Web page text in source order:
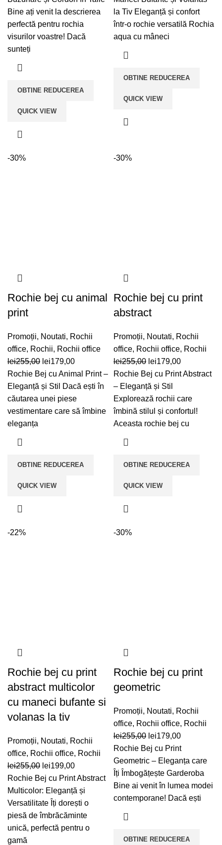
fost:
lei255,00.
lei149,90.
Bine ați venit la descrierea
perfectă pentru rochia
visurilor voastre! Dacă
sunteți
OBTINE REDUCEREA
QUICK VIEW
fost:
lei255,00.
lei199,00.
la Tiv Eleganță și confort
într-o rochie versatilă Rochia
aqua cu mâneci
OBTINE REDUCEREA
QUICK VIEW
-30%
Rochie bej cu animal
print
Promoții, Noutati, Rochii
office, Rochii, Rochii office
lei255,00 Prețul
inițial
a
fost:
lei255,00.
lei179,00Prețul
curent
este:
lei179,00.
Rochie Bej cu Animal Print –
Eleganță și Stil Dacă ești în
căutarea unei piese
vestimentare care să îmbine
eleganța
OBTINE REDUCEREA
QUICK VIEW
-30%
Rochie bej cu print
abstract
Promoții, Noutati, Rochii
office, Rochii office, Rochii
lei255,00 Prețul
inițial
a
fost:
lei255,00.
lei179,00Prețul
curent
lei179,00.
Rochie Bej cu Print Abstract
– Eleganță și Stil
Explorează rochii care
îmbină stilul și confortul!
Aceasta rochie bej cu
OBTINE REDUCEREA
QUICK VIEW
-22%
Rochie bej cu print
abstract multicolor
cu maneci bufante si
volanas la tiv
Promoții, Noutati, Rochii
office, Rochii office, Rochii
lei255,00 Prețul
inițial
a
fost:
lei255,00.
lei199,00Prețul
curent
este:
lei199,00.
Rochie Bej cu Print Abstract
Multicolor: Eleganță și
Versatilitate Îți dorești o
piesă de îmbrăcăminte
unică, perfectă pentru o
gamă
-30%
Rochie bej cu print
geometric
Promoții, Noutati, Rochii
office, Rochii office, Rochii
lei255,00 Prețul
inițial
a
fost:
lei255,00.
lei179,00Prețul
curent
este:
lei179,00.
Rochie Bej cu Print
Geometric – Eleganța care
Îți Îmbogățește Garderoba
Bine ai venit în lumea modei
contemporane! Dacă ești
OBTINE REDUCEREA